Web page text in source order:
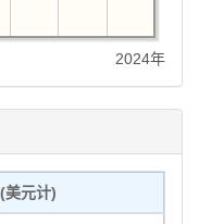
2024年
美元计)